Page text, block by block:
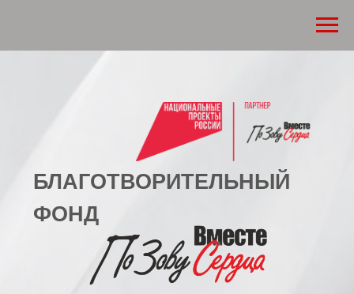
БЛАГОТВОРИТЕЛЬНЫЙ
В каждом сердце живёт добро, и оно зовёт
Верим
Делаем
Любим